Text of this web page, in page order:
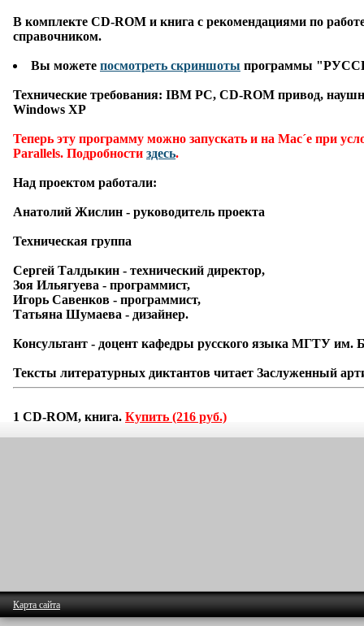
В комплекте CD-ROM и книга с рекомендациями по
справочником.
Вы можете посмотреть скриншоты программы
Технические требования: IBM PC, CD-ROM привод,
Windows XP
Теперь эту программу можно запускать и на Mac´е при
Parallels. Подробности здесь.
Над проектом работали:
Анатолий Жислин - руководитель проекта
Техническая группа
Сергей Талдыкин - технический директор,
Зоя Ильягуева - программист,
Игорь Савенков - программист,
Татьяна Шумаева - дизайнер.
Консультант - доцент кафедры русского языка МГТУ им.
Тексты литературных диктантов читает Заслуженный
1 СD-ROM, книга. Купить (216 руб.)
Карта сайта